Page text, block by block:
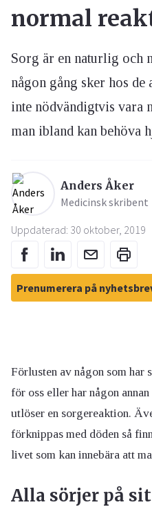
normal
Sorg är en naturlig och
någon gång sker hos
inte nödvändigtvis vara
man ibland kan behöva
Anders Åker
Medicinsk skribent
Uppdaterad: 30 oktober, 2019
Prenumerera på
Förlusten av någon som har
för oss eller har någon
utlöser en sorgereaktion.
förknippas med döden så
livet som kan innebära att
Alla sörjer på